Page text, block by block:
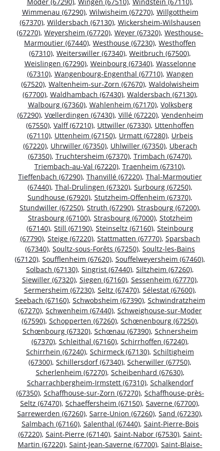
Wimmenau (67290), Wilwisheim (67270), Willgottheim
(67370), Wildersbach (67130), Wickersheim-Wilshausen
(67270), Weyersheim (67720), Weyer (67320), Westhouse-
Marmoutier (67440), Westhouse (67230), Westhoffen
(67310), Weiterswiller (67340), Weitbruch (67500),
Weislingen (67290), Weinbourg (67340), Wasselonne
(67310), Wangenbourg-Engenthal (67710), Wangen
(67520), Waltenheim-sur-Zorn (67670), Waldolwisheim
(67700), Waldhambach (67430), Waldersbach (67130),
Walbourg (67360), Wahlenheim (67170), Volksberg
(67290), Vœllerdingen (67430), Villé (67220), Vendenheim
(67550), Valff (67210), Uttwiller (67330), Uttenhoffen
(67110), Uttenheim (67150), Urmatt (67280), Urbeis
(67220), Uhrwiller (67350), Uhlwiller (67350), Uberach
(67350), Truchtersheim (67370), Trimbach (67470),
Triembach-au-Val (67220), Traenheim (67310),
Tieffenbach (67290), Thanvillé (67220), Thal-Marmoutier
(67440), Thal-Drulingen (67320), Surbourg (67250),
Sundhouse (67920), Stutzheim-Offenheim (67370),
Stundwiller (67250), Struth (67290), Strasbourg (67200),
Strasbourg (67100), Strasbourg (67000), Stotzheim
(67140), Still (67190), Steinseltz (67160), Steinbourg
(67790), Steige (67220), Stattmatten (67770), Sparsbach
(67340), Soultz-sous-Forêts (67250), Soultz-les-Bains
(67120), Soufflenheim (67620), Souffelweyersheim (67460),
Solbach (67130), Singrist (67440), Siltzheim (67260),
Siewiller (67320), Siegen (67160), Sessenheim (67770),
Sermersheim (67230), Seltz (67470), Sélestat (67600),
Seebach (67160), Schwobsheim (67390), Schwindratzheim
(67270), Schwenheim (67440), Schweighouse-sur-Moder
(67590), Schopperten (67260), Schœnenbourg (67250),
Schœnbourg (67320), Schœnau (67390), Schnersheim
(67370), Schleithal (67160), Schirrhoffen (67240),
Schirrhein (67240), Schirmeck (67130), Schiltigheim
(67300), Schillersdorf (67340), Scherwiller (67750),
Scherlenheim (67270), Scheibenhard (67630),
Scharrachbergheim-Irmstett (67310), Schalkendorf
(67350), Schaffhouse-sur-Zorn (67270), Schaffhouse-près-
Seltz (67470), Schaeffersheim (67150), Saverne (67700),
Sarrewerden (67260), Sarre-Union (67260), Sand (67230),
Salmbach (67160), Salenthal (67440), Saint-Pierre-Bois
(67220), Saint-Pierre (67140), Saint-Nabor (67530), Saint-
Martin (67220), Saint-Jean-Saverne (67700), Saint-Blaise-